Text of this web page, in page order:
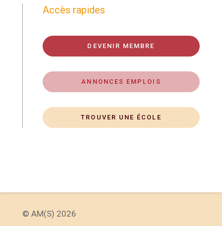
Accès rapides
DEVENIR MEMBRE
ANNONCES EMPLOIS
TROUVER UNE ÉCOLE
© AM(S) 2026